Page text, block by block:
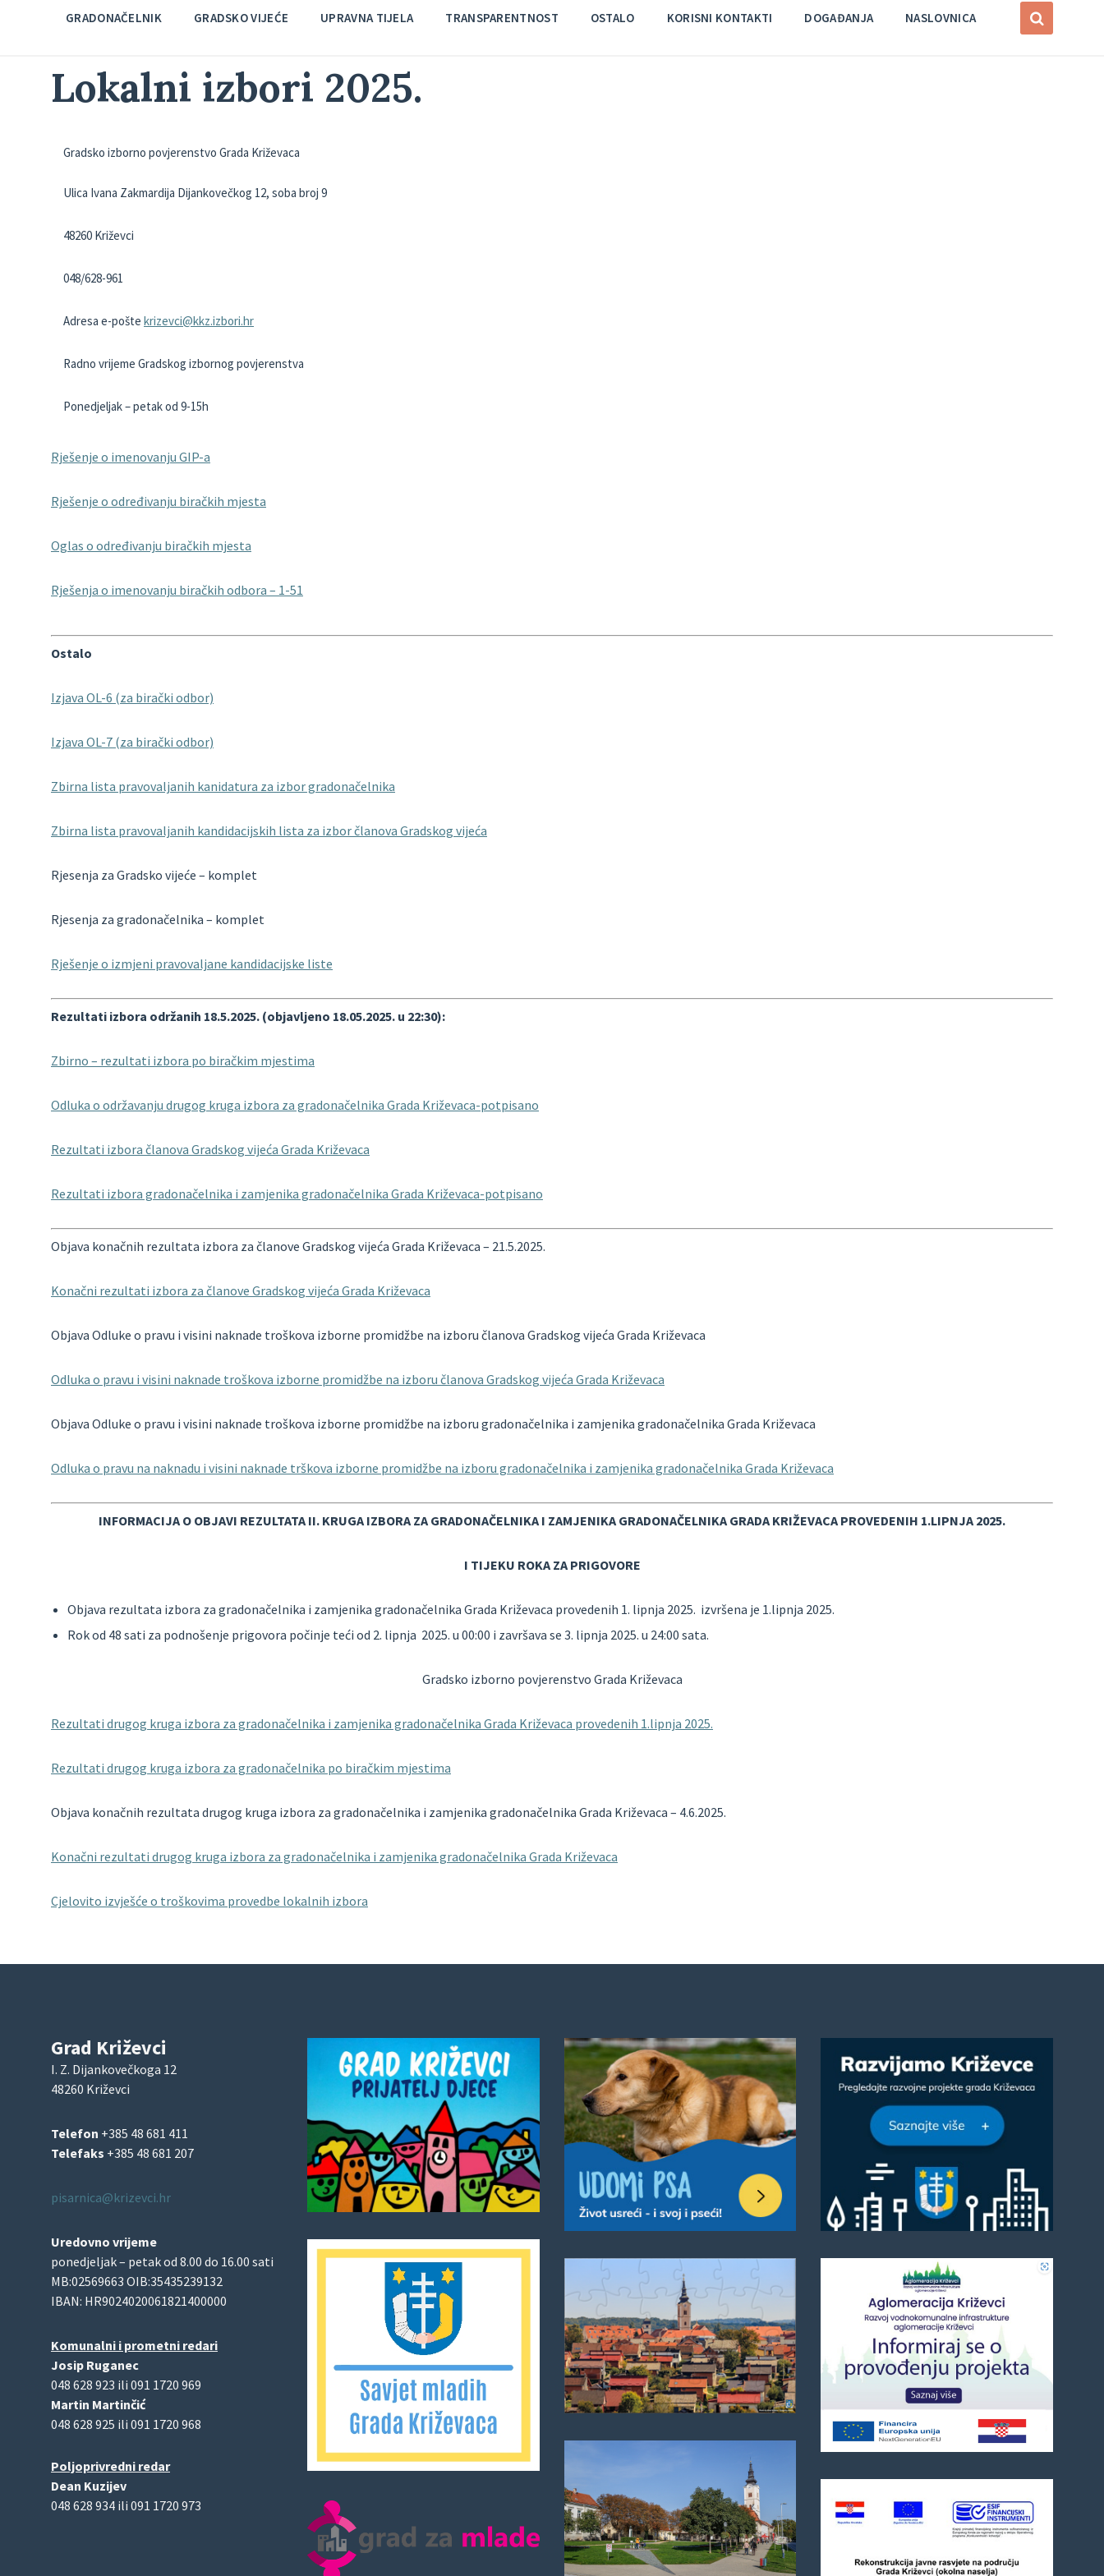
GRADONAČELNIK GRADSKO VIJEĆE UPRAVNA TIJELA TRANSPARENTNOST OSTALO KORISNI KONTAKTI DOGAĐANJA NASLOVNICA
Lokalni izbori 2025.
Gradsko izborno povjerenstvo Grada Križevaca
Ulica Ivana Zakmardija Dijankovečkog 12, soba broj 9
48260 Križevci
048/628-961
Adresa e-pošte krizevci@kkz.izbori.hr
Radno vrijeme Gradskog izbornog povjerenstva
Ponedjeljak – petak od 9-15h
Rješenje o imenovanju GIP-a
Rješenje o određivanju biračkih mjesta
Oglas o određivanju biračkih mjesta
Rješenja o imenovanju biračkih odbora – 1-51
Ostalo
Izjava OL-6 (za birački odbor)
Izjava OL-7 (za birački odbor)
Zbirna lista pravovaljanih kanidatura za izbor gradonačelnika
Zbirna lista pravovaljanih kandidacijskih lista za izbor članova Gradskog vijeća
Rjesenja za Gradsko vijeće – komplet
Rjesenja za gradonačelnika – komplet
Rješenje o izmjeni pravovaljane kandidacijske liste
Rezultati izbora održanih 18.5.2025. (objavljeno 18.05.2025. u 22:30):
Zbirno – rezultati izbora po biračkim mjestima
Odluka o održavanju drugog kruga izbora za gradonačelnika Grada Križevaca-potpisano
Rezultati izbora članova Gradskog vijeća Grada Križevaca
Rezultati izbora gradonačelnika i zamjenika gradonačelnika Grada Križevaca-potpisano
Objava konačnih rezultata izbora za članove Gradskog vijeća Grada Križevaca – 21.5.2025.
Konačni rezultati izbora za članove Gradskog vijeća Grada Križevaca
Objava Odluke o pravu i visini naknade troškova izborne promidžbe na izboru članova Gradskog vijeća Grada Križevaca
Odluka o pravu i visini naknade troškova izborne promidžbe na izboru članova Gradskog vijeća Grada Križevaca
Objava Odluke o pravu i visini naknade troškova izborne promidžbe na izboru gradonačelnika i zamjenika gradonačelnika Grada Križevaca
Odluka o pravu na naknadu i visini naknade trškova izborne promidžbe na izboru gradonačelnika i zamjenika gradonačelnika Grada Križevaca
INFORMACIJA O OBJAVI REZULTATA II. KRUGA IZBORA ZA GRADONAČELNIKA I ZAMJENIKA GRADONAČELNIKA GRADA KRIŽEVACA PROVEDENIH 1.LIPNJA 2025.
I TIJEKU ROKA ZA PRIGOVORE
Objava rezultata izbora za gradonačelnika i zamjenika gradonačelnika Grada Križevaca provedenih 1. lipnja 2025. izvršena je 1.lipnja 2025.
Rok od 48 sati za podnošenje prigovora počinje teći od 2. lipnja 2025. u 00:00 i završava se 3. lipnja 2025. u 24:00 sata.
Gradsko izborno povjerenstvo Grada Križevaca
Rezultati drugog kruga izbora za gradonačelnika i zamjenika gradonačelnika Grada Križevaca provedenih 1.lipnja 2025.
Rezultati drugog kruga izbora za gradonačelnika po biračkim mjestima
Objava konačnih rezultata drugog kruga izbora za gradonačelnika i zamjenika gradonačelnika Grada Križevaca – 4.6.2025.
Konačni rezultati drugog kruga izbora za gradonačelnika i zamjenika gradonačelnika Grada Križevaca
Cjelovito izvješće o troškovima provedbe lokalnih izbora
Grad Križevci
I. Z. Dijankovečkoga 12
48260 Križevci
Telefon +385 48 681 411
Telefaks +385 48 681 207
pisarnica@krizevci.hr
Uredovno vrijeme
ponedjeljak – petak od 8.00 do 16.00 sati
MB:02569663 OIB:35435239132
IBAN: HR9024020061821400000
Komunalni i prometni redari
Josip Ruganec
048 628 923 ili 091 1720 969
Martin Martinčić
048 628 925 ili 091 1720 968
Poljoprivredni redar
Dean Kuzijev
048 628 934 ili 091 1720 973